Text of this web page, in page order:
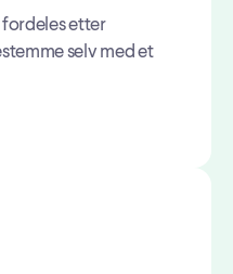
fordeles etter
selv med et